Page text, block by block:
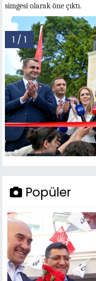
simgesi olarak öne çıktı.
1 / 1
Popüler